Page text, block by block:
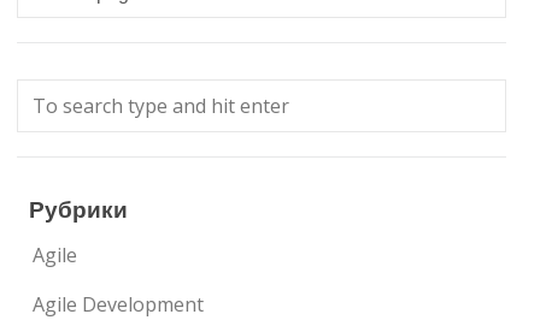
Рубрики
Agile
Agile Development